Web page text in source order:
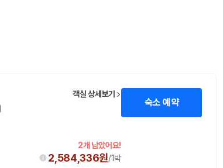
객실 상세보기
2개 남았어요!
2,584,336원/1박
숙소 예약